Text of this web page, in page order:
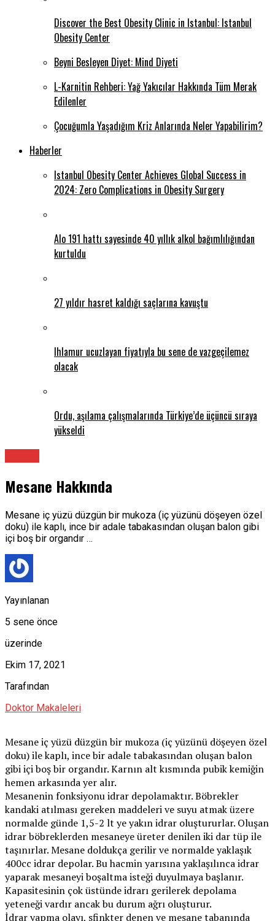
Discover the Best Obesity Clinic in Istanbul: Istanbul
Obesity Center
Beyni Besleyen Diyet: Mind Diyeti
L-Karnitin Rehberi: Yağ Yakıcılar Hakkında Tüm Merak
Edilenler
Çocuğumla Yaşadığım Kriz Anlarında Neler Yapabilirim?
Haberler
Istanbul Obesity Center Achieves Global Success in
2024: Zero Complications in Obesity Surgery
Alo 191 hattı sayesinde 40 yıllık alkol bağımlılığından
kurtuldu
27 yıldır hasret kaldığı saçlarına kavuştu
Ihlamur ucuzlayan fiyatıyla bu sene de vazgeçilemez
olacak
Ordu, aşılama çalışmalarında Türkiye’de üçüncü sıraya
yükseldi
Mesane Hakkında
Mesane iç yüzü düzgün bir mukoza (iç yüzünü döşeyen özel
doku) ile kaplı, ince bir adale tabakasından oluşan balon gibi
içi boş bir organdır …
Yayınlanan
5 sene önce
üzerinde
Ekim 17, 2021
Tarafından
Doktor Makaleleri
Mesane iç yüzü düzgün bir mukoza (iç yüzünü döşeyen özel
doku) ile kaplı, ince bir adale tabakasından oluşan balon
gibi içi boş bir organdır. Karnın alt kısmında pubik kemiğin
hemen arkasında yer alır.
Mesanenin fonksiyonu idrar depolamaktır. Böbrekler
kandaki atılması gereken maddeleri ve suyu atmak üzere
normalde günde 1,5-2 lt ye yakın idrar oluştururlar. Oluşan
idrar böbreklerden mesaneye üreter denilen iki dar tüp ile
taşınırlar. Mesane doldukça gerilir ve normalde yaklaşık
400cc idrar depolar. Bu hacmin yarısına yaklaşılınca idrar
yaparak mesaneyi boşaltma isteği duyulmaya başlanır.
Kapasitesinin çok üstünde idrarı gerilerek depolama
yeteneği vardır ancak bu durum ağrı oluşturur.
İdrar yapma olayı, sfinkter denen ve mesane tabanında